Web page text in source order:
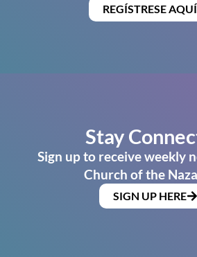
REGÍSTRESE AQUÍ
Stay
Sign up to receive weekly
Church of the
SIGN UP HERE